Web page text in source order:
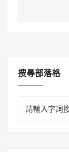
搜㝷部落格
for: